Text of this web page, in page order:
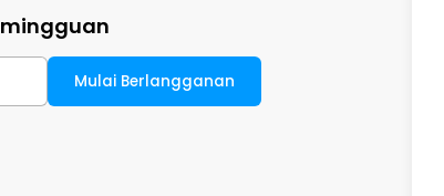
Mulai Berlangganan